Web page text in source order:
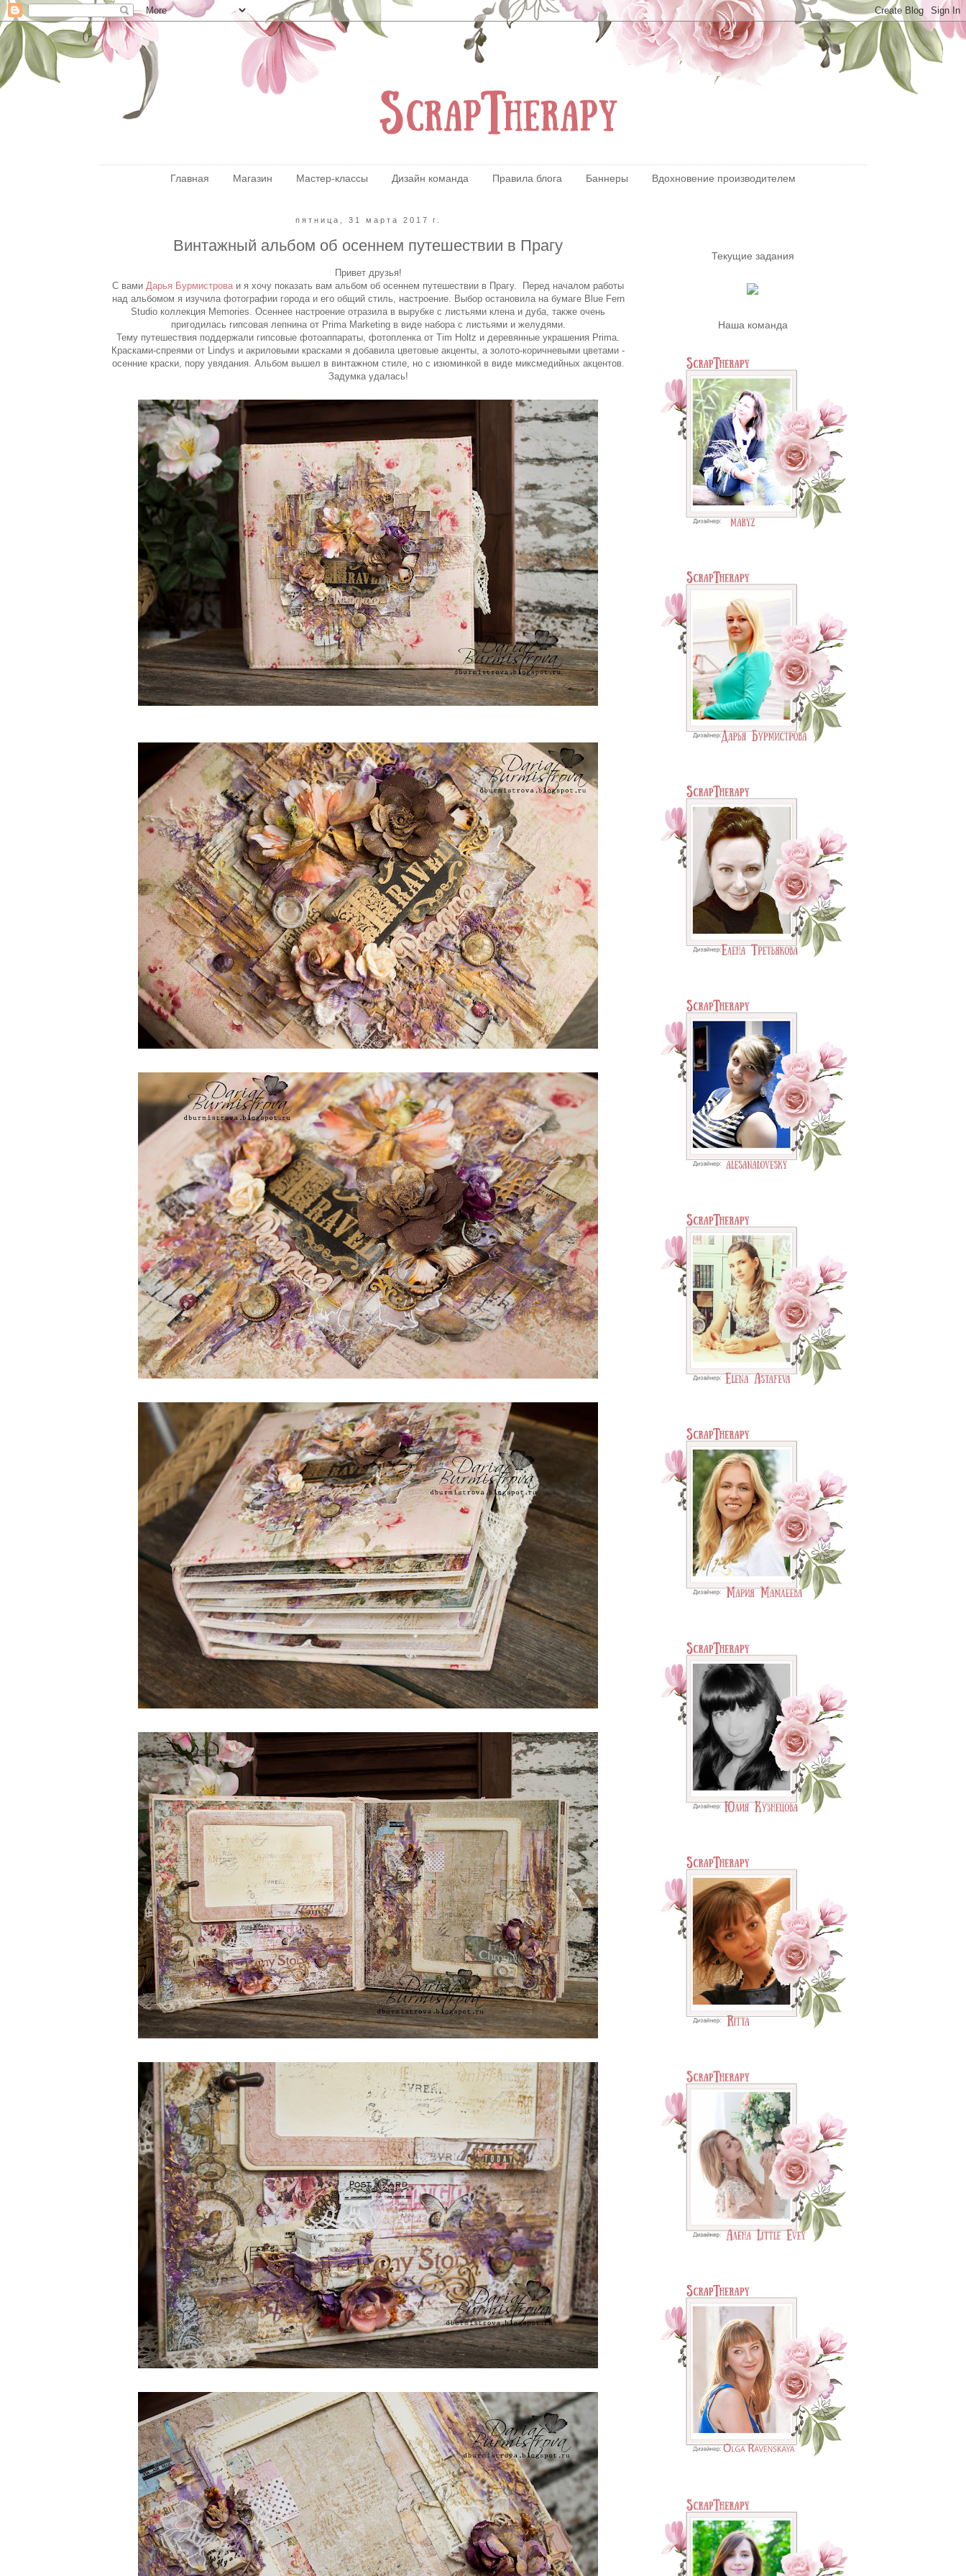
Главная Магазин Мастер-классы Дизайн команда Правила блога Баннеры Вдохновение производителем
пятница, 31 марта 2017 г.
Винтажный альбом об осеннем путешествии в Прагу
Привет друзья!
С вами Дарья Бурмистроваи я хочу показать вам альбом об осеннем путешествии в Прагу. Перед началом работы
над альбомом я изучила фотографии города и его общий стиль, настроение. Выбор остановила на бумаге Blue Fern
Studio коллекция Memories. Осеннее настроение отразила в вырубке с листьями клена и дуба, также очень
пригодилась гипсовая лепнина от Prima Marketing в виде набора с листьями и желудями.
Тему путешествия поддержали гипсовые фотоаппараты, фотопленка от Tim Holtz и деревянные украшения Prima.
Красками-спреями от Lindys и акриловыми красками я добавила цветовые акценты, а золото-коричневыми цветами -
осенние краски, пору увядания. Альбом вышел в винтажном стиле, но с изюминкой в виде миксмедийных акцентов.
Задумка удалась!
Текущие задания
Наша команда